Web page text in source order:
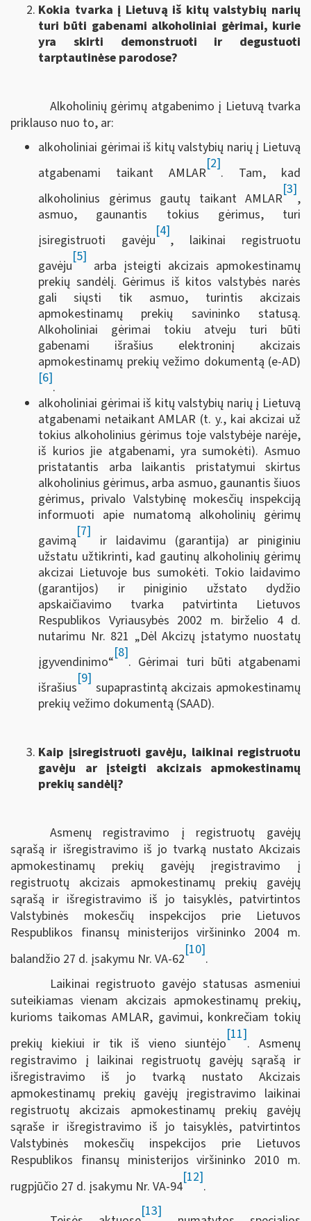
Kokia tvarka į Lietuvą iš kitų valstybių narių
turi būti gabenami alkoholiniai gėrimai, kurie
yra skirti demonstruoti ir degustuoti
tarptautinėse parodose?
Alkoholinių gėrimų atgabenimo į Lietuvą tvarka
priklauso nuo to, ar:
alkoholiniai gėrimai iš kitų valstybių narių į Lietuvą
atgabenami taikant AMLAR
[2]
. Tam, kad
alkoholinius gėrimus gautų taikant AMLAR
[3]
,
asmuo, gaunantis tokius gėrimus, turi
įsiregistruoti gavėju
[4]
, laikinai registruotu
gavėju
[5]
arba įsteigti akcizais apmokestinamų
prekių sandėlį. Gėrimus iš kitos valstybės narės
gali siųsti tik asmuo, turintis akcizais
apmokestinamų prekių savininko statusą.
Alkoholiniai gėrimai tokiu atveju turi būti
gabenami išrašius elektroninį akcizais
apmokestinamų prekių vežimo dokumentą (e-AD)
[6]
.
alkoholiniai gėrimai iš kitų valstybių narių į Lietuvą
atgabenami netaikant AMLAR (t. y., kai akcizai už
tokius alkoholinius gėrimus toje valstybėje narėje,
iš kurios jie atgabenami, yra sumokėti). Asmuo
pristatantis arba laikantis pristatymui skirtus
alkoholinius gėrimus, arba asmuo, gaunantis šiuos
gėrimus, privalo Valstybinę mokesčių inspekciją
informuoti apie numatomą alkoholinių gėrimų
gavimą
[7]
ir laidavimu (garantija) ar piniginiu
užstatu užtikrinti, kad gautinų alkoholinių gėrimų
akcizai Lietuvoje bus sumokėti. Tokio laidavimo
(garantijos) ir piniginio užstato dydžio
apskaičiavimo tvarka patvirtinta Lietuvos
Respublikos Vyriausybės 2002 m. birželio 4 d.
nutarimu Nr. 821 „Dėl Akcizų įstatymo nuostatų
įgyvendinimo“
[8]
. Gėrimai turi būti atgabenami
išrašius
[9]
supaprastintą akcizais apmokestinamų
prekių vežimo dokumentą (SAAD).
Kaip įsiregistruoti gavėju, laikinai registruotu
gavėju ar įsteigti akcizais apmokestinamų
prekių sandėlį?
Asmenų registravimo į registruotų gavėjų
sąrašą ir išregistravimo iš jo tvarką nustato Akcizais
apmokestinamų prekių gavėjų įregistravimo į
registruotų akcizais apmokestinamų prekių gavėjų
sąrašą ir išregistravimo iš jo taisyklės, patvirtintos
Valstybinės mokesčių inspekcijos prie Lietuvos
Respublikos finansų ministerijos viršininko 2004 m.
balandžio 27 d. įsakymu Nr. VA-62
[10]
.
Laikinai registruoto gavėjo statusas asmeniui
suteikiamas vienam akcizais apmokestinamų prekių,
kurioms taikomas AMLAR, gavimui, konkrečiam tokių
prekių kiekiui ir tik iš vieno siuntėjo
[11]
. Asmenų
registravimo į laikinai registruotų gavėjų sąrašą ir
išregistravimo iš jo tvarką nustato Akcizais
apmokestinamų prekių gavėjų įregistravimo laikinai
registruotų akcizais apmokestinamų prekių gavėjų
sąraše ir išregistravimo iš jo taisyklės, patvirtintos
Valstybinės mokesčių inspekcijos prie Lietuvos
Respublikos finansų ministerijos viršininko 2010 m.
rugpjūčio 27 d. įsakymu Nr. VA-94
[12]
.
[13]